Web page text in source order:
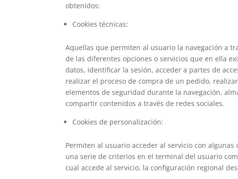
obtenidos:
Cookies técnicas:
Aquellas que permiten al usuario la navegación a
de las diferentes opciones o servicios que en ella
datos, identificar la sesión, acceder a partes de
realizar el proceso de compra de un pedido,
elementos de seguridad durante la navegación,
compartir contenidos a través de redes sociales.
Cookies de personalización:
Permiten al usuario acceder al servicio con
una serie de criterios en el terminal del usuario
cual accede al servicio, la configuración regional